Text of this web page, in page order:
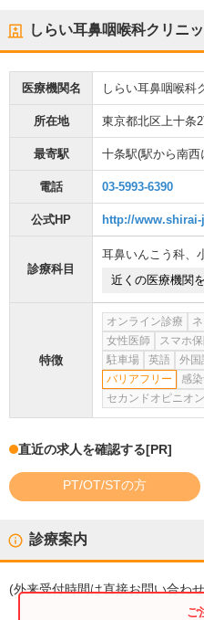
しらい耳鼻咽喉科クリニ
医療機関名 しらい耳鼻咽喉科
所在地 東京都北区上十条
最寄駅 十条駅(駅から南西
電話 03-5993-6390
公式HP http://
診療科目
耳鼻いんこう科、
近くの医療機関
特徴
オンライン診療
女性医師
スマホ
駐車場
英語 外国
バリアフリー
感
セカンドオピニオ
直近の求人を確認する[PR]
PT/OT/STの方
診療案内
(外来受付時間は直接お問い合わ